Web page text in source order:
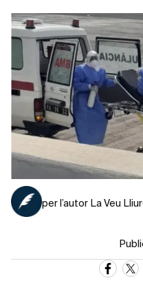
per l’autor La Veu